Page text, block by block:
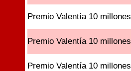
Premio Valentía 10 millones
Premio Valentía 10 millones
Premio Valentía 10 millones